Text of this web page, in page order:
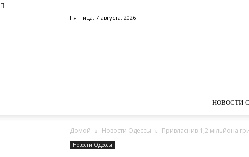
Пятница, 7 августа, 2026
НОВОСТИ
Домой Новости Одессы Привласнив 1,2 мільйона
Новости Одессы